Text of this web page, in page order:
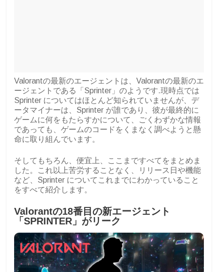
Valorantの最新のエージェントは、Valorantの最新のエ
ージェントである「Sprinter」のようです.現時点では
Sprinter についてはほとんど知られていませんが、デ
ータマイナーは、Sprinter が誰であり、彼が最終的に
ゲームに何をもたらすかについて、ごくわずかな情報
であっても、ゲームのコードをくまなく調べようと懸
命に取り組んでいます。
そしてもちろん、便宜上、ここまですべてをまとめま
した。これ以上苦労することなく、リリース日や機能
など、Sprinter についてこれまでにわかっていること
をすべて紹介します。
Valorantの18番目の新エージェント
「SPRINTER」がリーク